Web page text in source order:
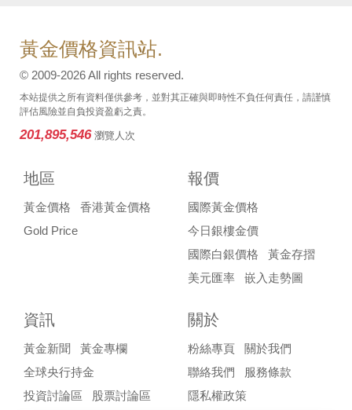
黃金價格資訊站.
© 2009-2026 All rights reserved.
本站提供之所有資料僅供參考，並對其正確與即時性不負任何責任，請謹慎
評估風險並自負投資盈虧之責。
201,895,546 瀏覽人次
地區
黃金價格
香港黃金價格
Gold Price
報價
國際黃金價格
今日銀樓金價
國際白銀價格
黃金存摺
美元匯率
嵌入走勢圖
資訊
黃金新聞
黃金專欄
全球央行持金
投資討論區
股票討論區
關於
粉絲專頁
關於我們
聯絡我們
服務條款
隱私權政策